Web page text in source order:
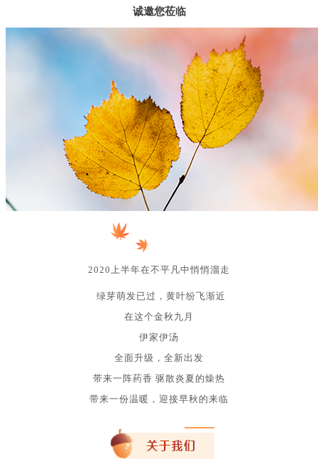
诚邀您莅临
2020上半年在不平凡中悄悄溜走
绿芽萌发已过，黄叶纷飞渐近
在这个金秋九月
伊家伊汤
全面升级，全新出发
带来一阵药香 驱散炎夏的燥热
带来一份温暖， 迎接早秋的来临